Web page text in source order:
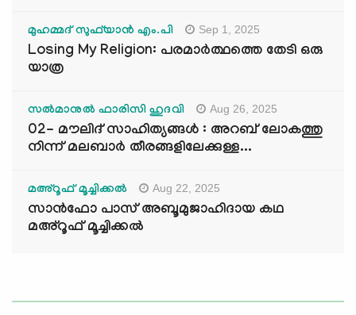
മുഹമ്മദ് സുഫ്‌യാൻ എം.പി Sep 1, 2025
Losing My Religion: പരമാർത്ഥത്തെ തേടി ഒരു
യാത്ര
സൽമാനുൽ ഫാരിസി ഹുദവി Aug 26, 2025
02- മൗലിദ് സാഹിത്യങ്ങൾ : അറബ് ലോകത്തു
നിന്ന് മലബാർ തീരങ്ങളിലേക്കുള്ള...
മഅ്റൂഫ് മൂച്ചിക്കല്‍ Aug 22, 2025
സാൻഫോ പാസ് അബൂമുജാഹിദായ കഥ
മഅ്റൂഫ് മൂച്ചിക്കല്‍